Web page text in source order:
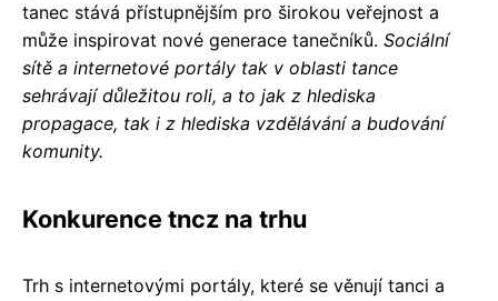
tanec stává přístupnějším pro širokou veřejnost a
může inspirovat nové generace tanečníků. Sociální
sítě a internetové portály tak v oblasti tance
sehrávají důležitou roli, a to jak z hlediska
propagace, tak i z hlediska vzdělávání a budování
komunity.
Konkurence tncz na trhu
Trh s internetovými portály, které se věnují tanci a